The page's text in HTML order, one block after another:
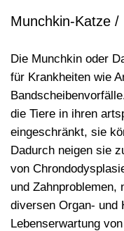
Munchkin-Katze /
Die Munchkin oder
für Krankheiten wie
die Tiere in ihren
eingeschränkt, sie
Dadurch neigen sie
von
und Zahnproblemen,
diversen Organ- und
Lebenserwartung